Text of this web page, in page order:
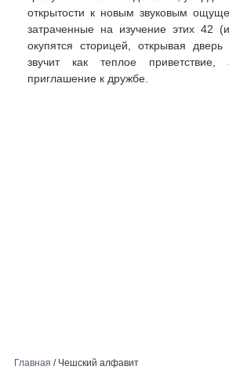
открытости к новым звуковым
затраченные на изучение этих 42
окупятся сторицей, открывая
звучит как теплое
приглашение к дружбе.
Главная / Чешский алфавит